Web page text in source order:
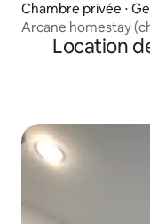
Chambre privée ⋅
Arcane homestay
Location